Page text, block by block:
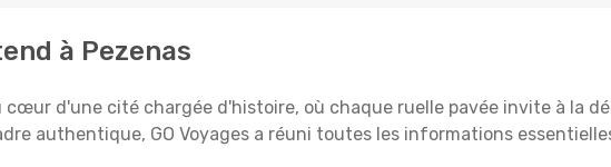
à Pezenas
cœur d'une cité chargée d'histoire, où chaque ruelle pavée invite à la
authentique, GO Voyages a réuni toutes les informations